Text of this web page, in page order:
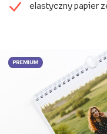
elastyczny papier